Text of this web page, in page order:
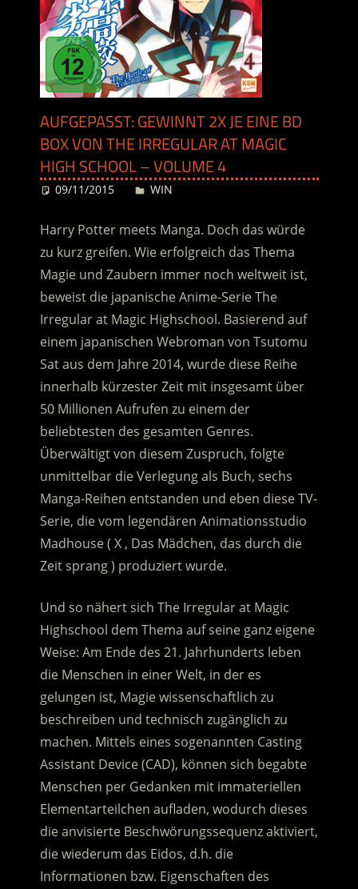
AUFGEPASST: GEWINNT 2X JE EINE BD
BOX VON THE IRREGULAR AT MAGIC
HIGH SCHOOL – VOLUME 4
09/11/2015 Desiree
WIN
Harry Potter meets Manga. Doch das würde
zu kurz greifen. Wie erfolgreich das Thema
Magie und Zaubern immer noch weltweit ist,
beweist die japanische Anime-Serie The
Irregular at Magic Highschool. Basierend auf
einem japanischen Webroman von Tsutomu
Sat aus dem Jahre 2014, wurde diese Reihe
innerhalb kürzester Zeit mit insgesamt über
50 Millionen Aufrufen zu einem der
beliebtesten des gesamten Genres.
Überwältigt von diesem Zuspruch, folgte
unmittelbar die Verlegung als Buch, sechs
Manga-Reihen entstanden und eben diese TV-
Serie, die vom legendären Animationsstudio
Madhouse ( X , Das Mädchen, das durch die
Zeit sprang ) produziert wurde.
Und so nähert sich The Irregular at Magic
Highschool dem Thema auf seine ganz eigene
Weise: Am Ende des 21. Jahrhunderts leben
die Menschen in einer Welt, in der es
gelungen ist, Magie wissenschaftlich zu
beschreiben und technisch zugänglich zu
machen. Mittels eines sogenannten Casting
Assistant Device (CAD), können sich begabte
Menschen per Gedanken mit immateriellen
Elementarteilchen aufladen, wodurch dieses
die anvisierte Beschwörungssequenz aktiviert,
die wiederum das Eidos, d.h. die
Informationen bzw. Eigenschaften des